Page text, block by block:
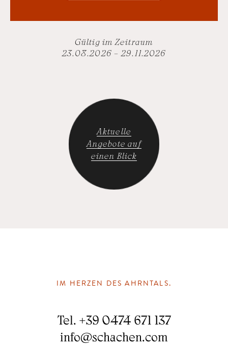
Gültig im Zeitraum
23.08.2026 – 29.11.2026
Aktuelle
Angebote auf
einen Blick
IM HERZEN DES AHRNTALS.
Tel. +39 0474 671 137
info@schachen.com